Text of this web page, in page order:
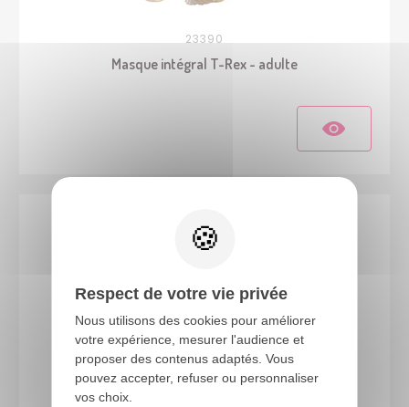
23390
Masque intégral T-Rex - adulte
Respect de votre vie privée
Nous utilisons des cookies pour améliorer
votre expérience, mesurer l'audience et
proposer des contenus adaptés. Vous
pouvez accepter, refuser ou personnaliser
vos choix.